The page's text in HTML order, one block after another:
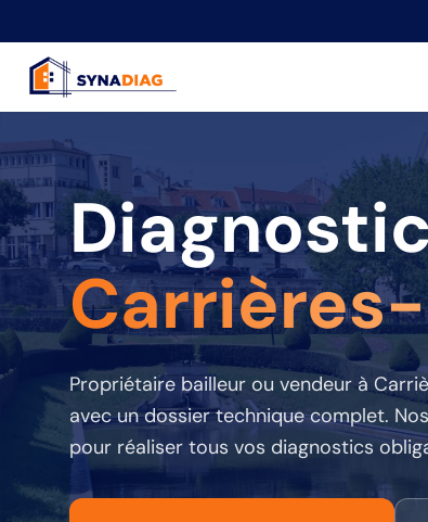
Propriétaire bailleur ou vendeurà
avec un dossier technique complet.
pour réaliser tous vos diagnostics